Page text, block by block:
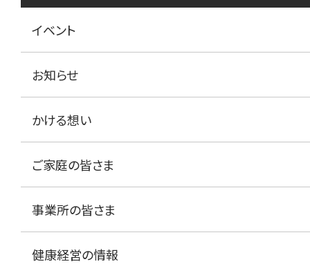
イベント
お知らせ
かける想い
ご家庭の皆さま
事業所の皆さま
健康経営の情報